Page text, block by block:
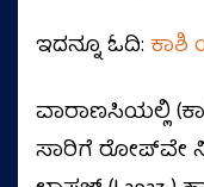
ಇದನ್ನೂ ಓದಿ:ಕಾಶಿ
ವಾರಾಣಸಿಯಲ್ಲಿ
ಸಾರಿಗೆ ರೋಪ್‌ವೇ